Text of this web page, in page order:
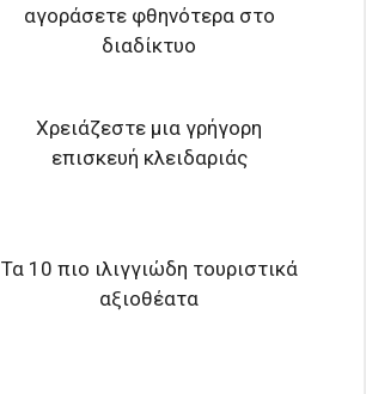
αγοράσετε φθηνότερα στο
διαδίκτυο
Χρειάζεστε μια γρήγορη
επισκευή κλειδαριάς
Τα 10 πιο ιλιγγιώδη τουριστικά
αξιοθέατα